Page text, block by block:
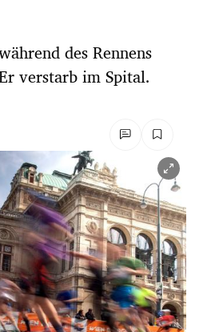
des Rennens
verstarb im Spital.